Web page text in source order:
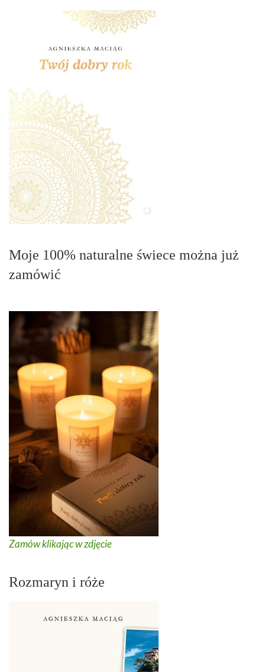
Moje 100% naturalne świece można już
zamówić
Zamów klikając w zdjęcie
Rozmaryn i róże